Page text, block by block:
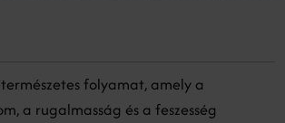
folyamat, amely a
a rugalmasság és a feszesség